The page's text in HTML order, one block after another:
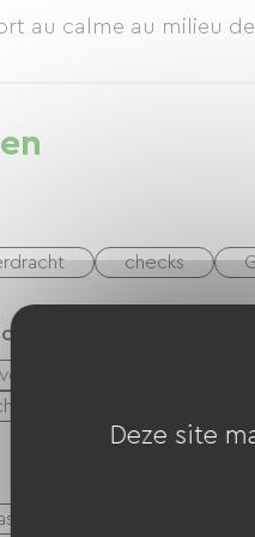
au calme au milieu
checks
e-bike-accu's, gps-
(gratis of tegen
Deze site